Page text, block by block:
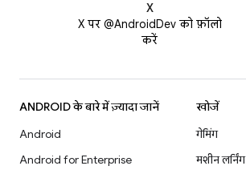
X
X पर @AndroidDev को फ़ॉलो
करें
ANDROID के बारे में ज़्यादा जानें
Android
Android for Enterprise
खोजें
गेमिंग
मशीन लर्निंग